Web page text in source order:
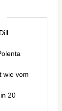
wie vom
20